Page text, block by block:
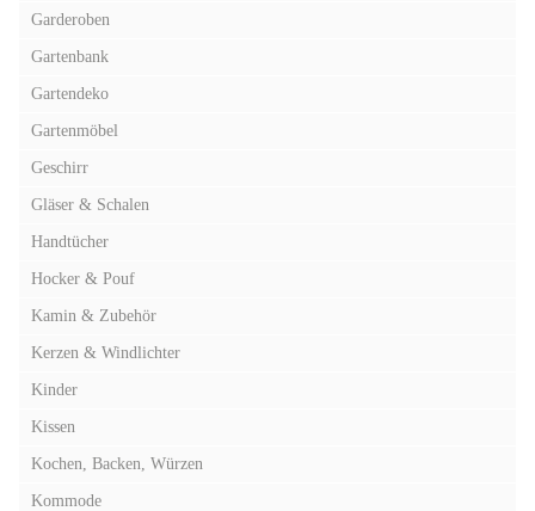
Garderoben
Gartenbank
Gartendeko
Gartenmöbel
Geschirr
Gläser & Schalen
Handtücher
Hocker & Pouf
Kamin & Zubehör
Kerzen & Windlichter
Kinder
Kissen
Kochen, Backen, Würzen
Kommode